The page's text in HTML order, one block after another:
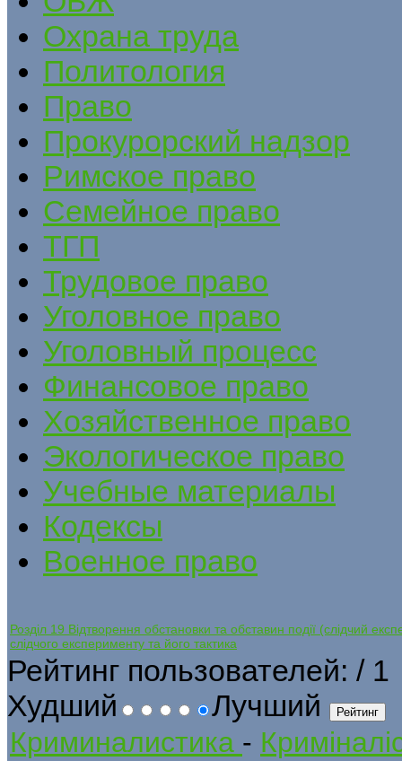
Охрана труда
Политология
Право
Прокурорский надзор
Римское право
Семейное право
ТГП
Трудовое право
Уголовное право
Уголовный процесс
Финансовое право
Хозяйственное право
Экологическое право
Учебные материалы
Кодексы
Военное право
Розділ 19 Відтворення обстановки та обставин події (слідчий
слідчого експерименту та його тактика
Рейтинг пользователей: / 1
Худший
Лучший
Криминалистика -